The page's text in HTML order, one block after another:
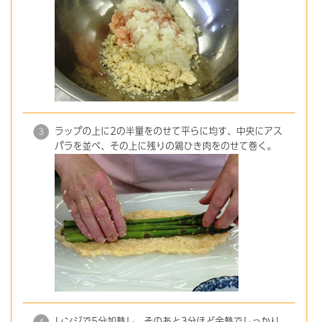
ラップの上に2の半量をのせて平らに均す、中央にアス
パラを並べ、その上に残りの鶏ひき肉をのせて巻く。